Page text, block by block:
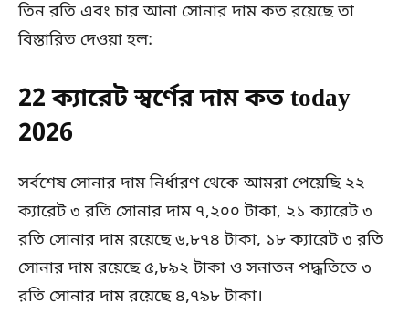
তিন রতি এবং চার আনা সোনার দাম কত রয়েছে তা
বিস্তারিত দেওয়া হল:
22 ক্যারেট স্বর্ণের দাম কত today
2026
সর্বশেষ সোনার দাম নির্ধারণ থেকে আমরা পেয়েছি ২২
ক্যারেট ৩ রতি সোনার দাম ৭,২০০ টাকা, ২১ ক্যারেট ৩
রতি সোনার দাম রয়েছে ৬,৮৭৪ টাকা, ১৮ ক্যারেট ৩ রতি
সোনার দাম রয়েছে ৫,৮৯২ টাকা ও সনাতন পদ্ধতিতে ৩
রতি সোনার দাম রয়েছে ৪,৭৯৮ টাকা।